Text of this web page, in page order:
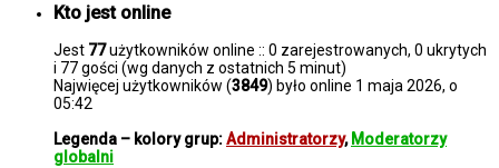
Kto jest online
Jest 77użytkowników online :: 0 zarejestrowanych, 0 ukrytych
i 77 gości (wg danych z ostatnich 5 minut)
Najwięcej użytkowników (3849) było online 1 maja 2026, o
05:42
Legenda – kolory grup:Administratorzy, Moderatorzy
globalni